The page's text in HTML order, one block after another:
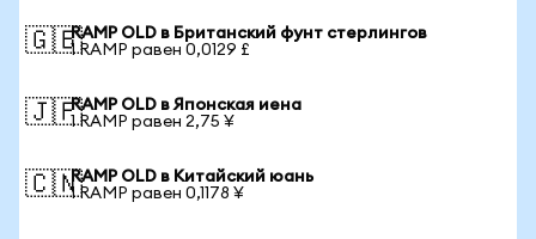
🇬🇧RAMP OLD в Британский фунт стерлингов
1 RAMP равен 0,0129 £
🇯🇵RAMP OLD в Японская иена
1 RAMP равен 2,75 ¥
🇨🇳RAMP OLD в Китайский юань
1 RAMP равен 0,1178 ¥